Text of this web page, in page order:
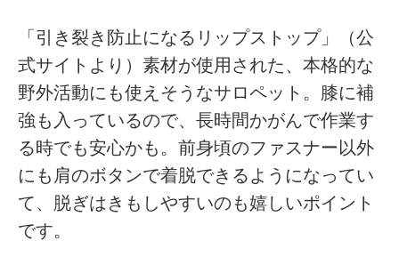
「引き裂き防止になるリップストップ」（公
式サイトより）素材が使用された、本格的な
野外活動にも使えそうなサロペット。膝に補
強も入っているので、長時間かがんで作業す
る時でも安心かも。前身頃のファスナー以外
にも肩のボタンで着脱できるようになってい
て、脱ぎはきもしやすいのも嬉しいポイント
です。